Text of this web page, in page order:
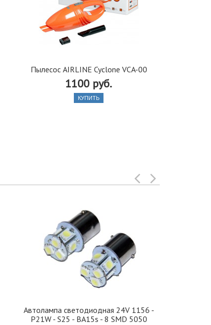
Пылесос AIRLINE Cyclone VCA-00
1100 руб.
КУПИТЬ
Автолампа cветодиодная 24V 1156 -
P21W - S25 - BA15s - 8 SMD 5050